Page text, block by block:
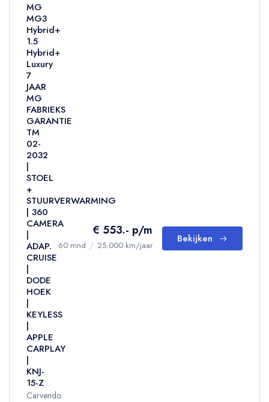
MG
MG3
Hybrid+
1.5
Hybrid+
Luxury
7
JAAR
MG
FABRIEKS
GARANTIE
TM
02-
2032
|
STOEL
+
STUURVERWARMING
| 360
CAMERA
|
ADAP.
CRUISE
|
DODE
HOEK
|
KEYLESS
|
APPLE
CARPLAY
|
KNJ-
15-Z
Carvendo
€ 553.- p/m
60 mnd / 25.000 km/jaar
Bekijken